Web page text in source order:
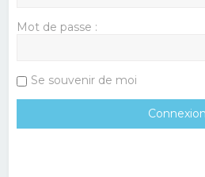
Mot de passe :
Se souvenir de moi